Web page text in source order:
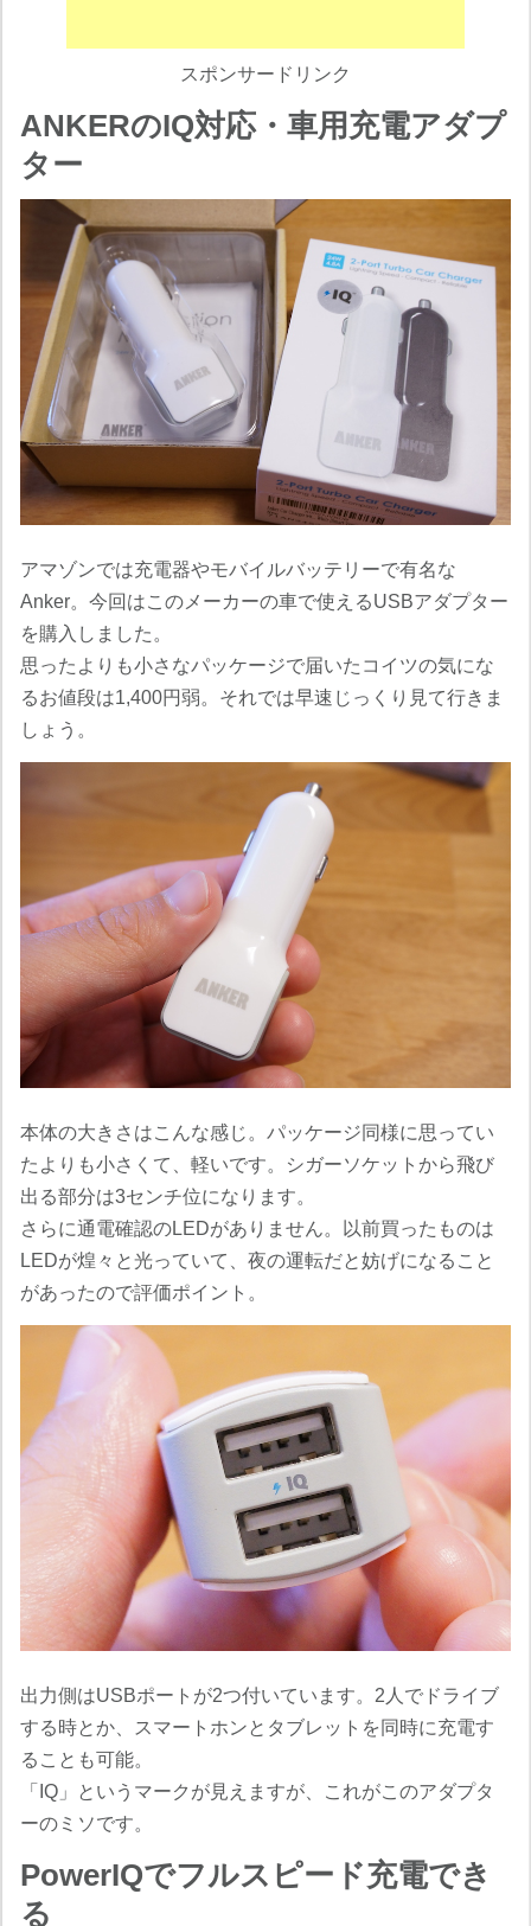
スポンサードリンク
ANKERのIQ対応・車用充電アダプ
ター
アマゾンでは充電器やモバイルバッテリーで有名な
Anker。今回はこのメーカーの車で使えるUSBアダプター
を購入しました。
思ったよりも小さなパッケージで届いたコイツの気にな
るお値段は1,400円弱。それでは早速じっくり見て行きま
しょう。
本体の大きさはこんな感じ。パッケージ同様に思ってい
たよりも小さくて、軽いです。シガーソケットから飛び
出る部分は3センチ位になります。
さらに通電確認のLEDがありません。以前買ったものは
LEDが煌々と光っていて、夜の運転だと妨げになること
があったので評価ポイント。
出力側はUSBポートが2つ付いています。2人でドライブ
する時とか、スマートホンとタブレットを同時に充電す
ることも可能。
「IQ」というマークが見えますが、これがこのアダプタ
ーのミソです。
PowerIQでフルスピード充電でき
る